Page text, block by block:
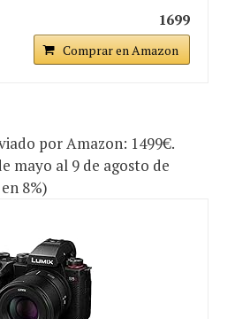
1699
Comprar en Amazon
por Amazon: 1499€.
mayo al 9 de agosto de
8%)